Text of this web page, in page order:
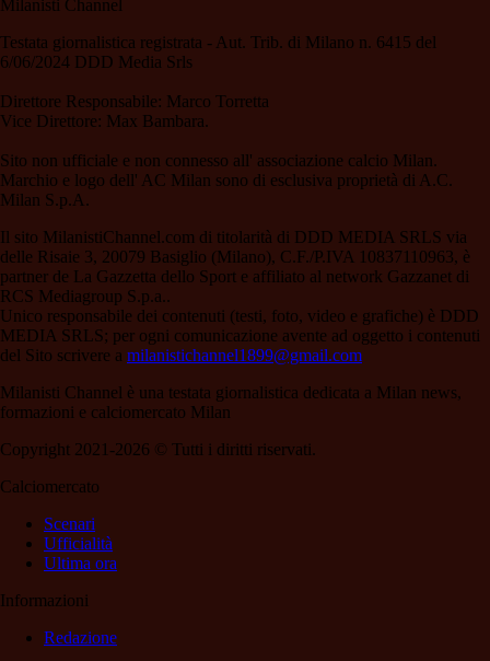
Milanisti Channel
Testata giornalistica registrata - Aut. Trib. di Milano n. 6415 del
6/06/2024 DDD Media Srls
Direttore Responsabile: Marco Torretta
Vice Direttore: Max Bambara.
Sito non ufficiale e non connesso all' associazione calcio Milan.
Marchio e logo dell' AC Milan sono di esclusiva proprietà di A.C.
Milan S.p.A.
Il sito MilanistiChannel.com di titolarità di DDD MEDIA SRLS via
delle Risaie 3, 20079 Basiglio (Milano), C.F./P.IVA 10837110963, è
partner de La Gazzetta dello Sport e affiliato al network Gazzanet di
RCS Mediagroup S.p.a..
Unico responsabile dei contenuti (testi, foto, video e grafiche) è DDD
MEDIA SRLS; per ogni comunicazione avente ad oggetto i contenuti
del Sito scrivere a milanistichannel1899@gmail.com
Milanisti Channel è una testata giornalistica dedicata a Milan news,
formazioni e calciomercato Milan
Copyright 2021-2026 © Tutti i diritti riservati.
Calciomercato
Scenari
Ufficialità
Ultima ora
Informazioni
Redazione